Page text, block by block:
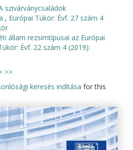
szivárványcsaládok
, Európai Tükör: Évf. 27 szám 4
állam rezsimtípusai az Európai
Évf. 22 szám 4 (2019):
>>
keresés indítása for this